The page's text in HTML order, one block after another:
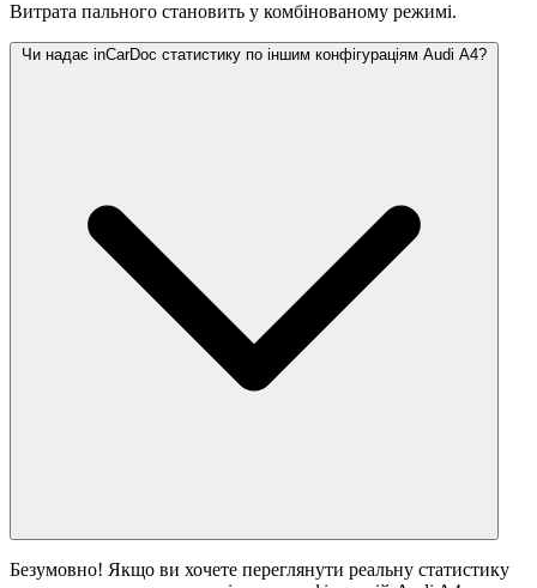
Витрата пального становить у комбінованому режимі.
Чи надає inCarDoc статистику по іншим конфігураціям Audi A4?
Безумовно! Якщо ви хочете переглянути реальну статистику